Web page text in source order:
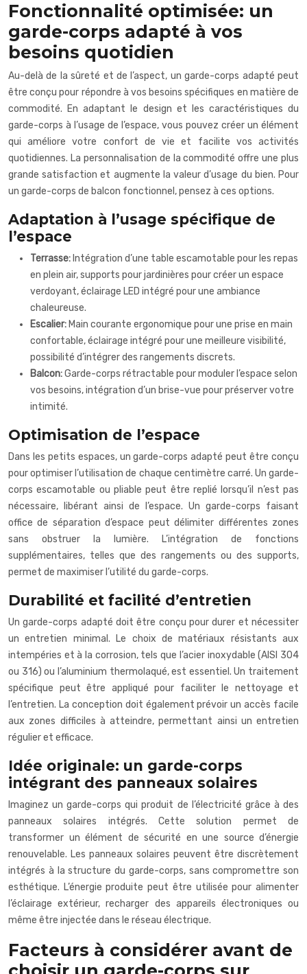
Fonctionnalité optimisée: un
garde-corps adapté à vos
besoins quotidien
Au-delà de la sûreté et de l’aspect, un garde-corps adapté peut
être conçu pour répondre à vos besoins spécifiques en matière de
commodité. En adaptant le design et les caractéristiques du
garde-corps à l’usage de l’espace, vous pouvez créer un élément
qui améliore votre confort de vie et facilite vos activités
quotidiennes. La personnalisation de la commodité offre une plus
grande satisfaction et augmente la valeur d’usage du bien. Pour
un garde-corps de balcon fonctionnel, pensez à ces options.
Adaptation à l’usage spécifique de
l’espace
Terrasse: Intégration d’une table escamotable pour les repas
en plein air, supports pour jardinières pour créer un espace
verdoyant, éclairage LED intégré pour une ambiance
chaleureuse.
Escalier: Main courante ergonomique pour une prise en main
confortable, éclairage intégré pour une meilleure visibilité,
possibilité d’intégrer des rangements discrets.
Balcon:Garde-corps rétractable pour moduler l’espace selon
vos besoins, intégration d’un brise-vue pour préserver votre
intimité.
Optimisation de l’espace
Dans les petits espaces, un garde-corps adapté peut être conçu
pour optimiser l’utilisation de chaque centimètre carré. Un garde-
corps escamotable ou pliable peut être replié lorsqu’il n’est pas
nécessaire, libérant ainsi de l’espace. Un garde-corps faisant
office de séparation d’espace peut délimiter différentes zones
sans obstruer la lumière. L’intégration de fonctions
supplémentaires, telles que des rangements ou des supports,
permet de maximiser l’utilité du garde-corps.
Durabilité et facilité d’entretien
Un garde-corps adapté doit être conçu pour durer et nécessiter
un entretien minimal. Le choix de matériaux résistants aux
intempéries et à la corrosion, tels que l’acier inoxydable (AISI 304
ou 316) ou l’aluminium thermolaqué, est essentiel. Un traitement
spécifique peut être appliqué pour faciliter le nettoyage et
l’entretien. La conception doit également prévoir un accès facile
aux zones difficiles à atteindre, permettant ainsi un entretien
régulier et efficace.
Idée originale: un garde-corps
intégrant des panneaux solaires
Imaginez un garde-corps qui produit de l’électricité grâce à des
panneaux solaires intégrés. Cette solution permet de
transformer un élément de sécurité en une source d’énergie
renouvelable. Les panneaux solaires peuvent être discrètement
intégrés à la structure du garde-corps, sans compromettre son
esthétique. L’énergie produite peut être utilisée pour alimenter
l’éclairage extérieur, recharger des appareils électroniques ou
même être injectée dans le réseau électrique.
Facteurs à considérer avant de